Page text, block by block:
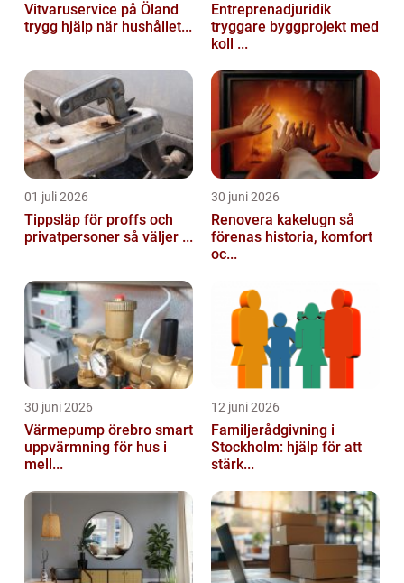
Vitvaruservice på Öland
trygg hjälp när hushållet...
Entreprenadjuridik
tryggare byggprojekt med
koll ...
01 juli 2026
Tippsläp för proffs och
privatpersoner så väljer ...
30 juni 2026
Renovera kakelugn så
förenas historia, komfort
oc...
30 juni 2026
Värmepump örebro smart
uppvärmning för hus i
mell...
12 juni 2026
Familjerådgivning i
Stockholm: hjälp för att
stärk...